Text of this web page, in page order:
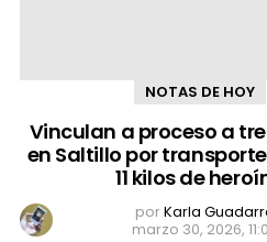
NOTAS DE HOY
Vinculan a proceso a
en Saltillo por
11 kilos de
porKarla
marzo 30, 2026,